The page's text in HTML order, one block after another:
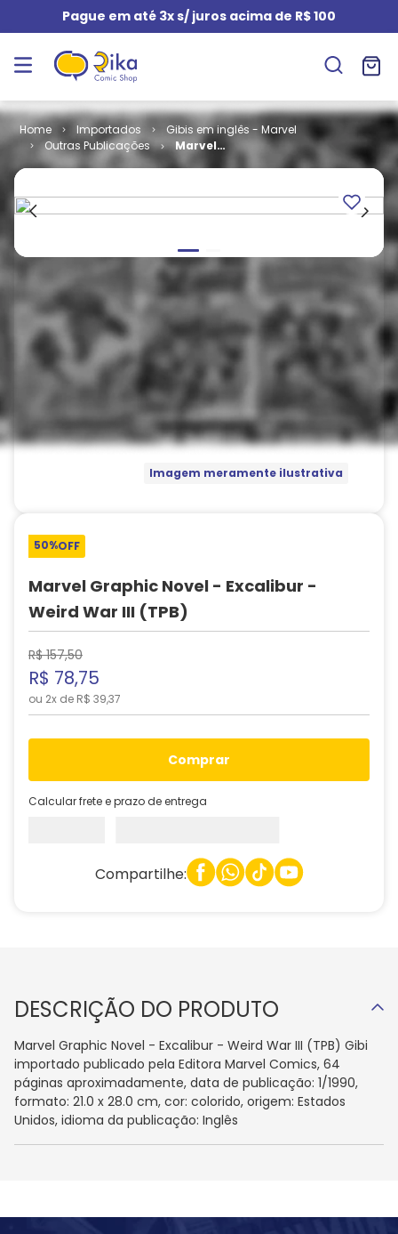
Pague em até 3x s/ juros acima de R$ 100
Importados
Gibis em inglês - Marvel
Outras Publicações
Marvel
Graphic Novel
Weird War III
Imagem meramente ilustrativa
50%OFF
Marvel Graphic Novel - Excalibur -
Weird War III (TPB)
R$ 157,50
R$ 78,75
ou 2x de R$ 39,37
comprar
Calcular frete e prazo de entrega
Compartilhe:
DESCRIÇÃO DO PRODUTO
Marvel Graphic Novel - Excalibur - Weird War III (TPB) Gibi
importado publicado pela Editora Marvel Comics, 64
páginas aproximadamente, data de publicação: 1/1990,
formato: 21.0 x 28.0 cm, cor: colorido, origem: Estados
Unidos, idioma da publicação: Inglês